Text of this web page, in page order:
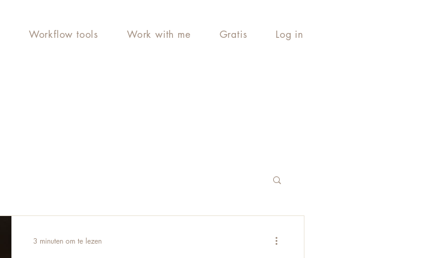
Workflow tools Work with me Gratis Log in
3 minuten om te lezen